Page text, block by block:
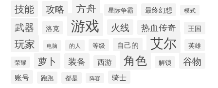
技能 攻略 方舟 星际争霸 最终幻想 模式
武器 洛克 游戏 火线 热血传奇 王国
玩家 电脑 的人 等级 自己的 艾尔 英雄
荣耀 萝卜 装备 西游 角色 解锁 谷物
账号 跑跑 都是 阵容 骑士